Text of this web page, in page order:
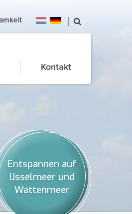
Kontakt
Entspannen auf
IJsselmeer und
Wattenmeer